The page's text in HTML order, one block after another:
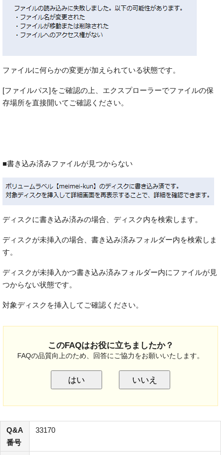
ファイルに何らかの変更が加えられている状態です。
[ファイルパス]をご確認の上、エクスプローラーでファイルの保
存場所を直接開いてご確認ください。
■書き込み済みファイルが見つからない
ディスクに書き込み済みの場合、ディスク内を検索します。
ディスクが未挿入の場合、書き込み済みフォルダー内を検索しま
す。
ディスクが未挿入かつ書き込み済みフォルダー内にファイルが見
つからない状態です。
対象ディスクを挿入してご確認ください。
このFAQはお役に立ちましたか？
FAQの品質向上のため、回答にご協力をお願いいたします。
はい いいえ
Q&A
番号
33170